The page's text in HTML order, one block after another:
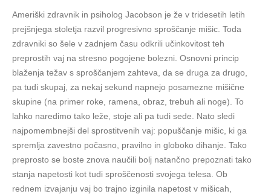
Ameriški zdravnik in psiholog Jacobson je že v tridesetih letih
prejšnjega stoletja razvil progresivno sproščanje mišic. Toda
zdravniki so šele v zadnjem času odkrili učinkovitost teh
preprostih vaj na stresno pogojene bolezni. Osnovni princip
blaženja težav s sproščanjem zahteva, da se druga za drugo,
pa tudi skupaj, za nekaj sekund napnejo posamezne mišične
skupine (na primer roke, ramena, obraz, trebuh ali noge). To
lahko naredimo tako leže, stoje ali pa tudi sede. Nato sledi
najpomembnejši del sprostitvenih vaj: popuščanje mišic, ki ga
spremlja zavestno počasno, pravilno in globoko dihanje. Tako
preprosto se boste znova naučili bolj natančno prepoznati tako
stanja napetosti kot tudi sproščenosti svojega telesa. Ob
rednem izvajanju vaj bo trajno izginila napetost v mišicah,